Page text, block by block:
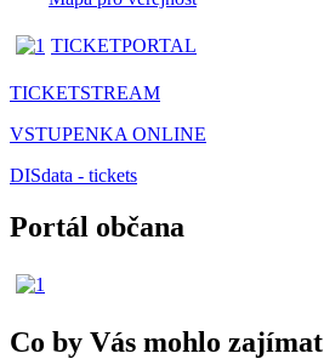
TICKETPORTAL
TICKETSTREAM
VSTUPENKA ONLINE
DISdata - tickets
Portál občana
Co by Vás mohlo zajímat